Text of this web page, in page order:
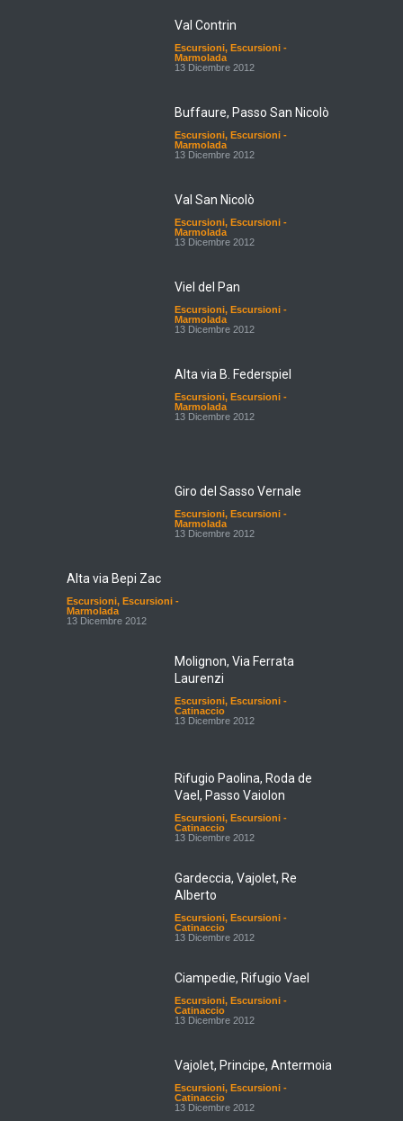
Val Contrin
Escursioni, Escursioni -
Marmolada
13 Dicembre 2012
Buffaure, Passo San Nicolò
Escursioni, Escursioni -
Marmolada
13 Dicembre 2012
Val San Nicolò
Escursioni, Escursioni -
Marmolada
13 Dicembre 2012
Viel del Pan
Escursioni, Escursioni -
Marmolada
13 Dicembre 2012
Alta via B. Federspiel
Escursioni, Escursioni -
Marmolada
13 Dicembre 2012
Giro del Sasso Vernale
Escursioni, Escursioni -
Marmolada
13 Dicembre 2012
Alta via Bepi Zac
Escursioni, Escursioni -
Marmolada
13 Dicembre 2012
Molignon, Via Ferrata
Laurenzi
Escursioni, Escursioni -
Catinaccio
13 Dicembre 2012
Rifugio Paolina, Roda de
Vael, Passo Vaiolon
Escursioni, Escursioni -
Catinaccio
13 Dicembre 2012
Gardeccia, Vajolet, Re
Alberto
Escursioni, Escursioni -
Catinaccio
13 Dicembre 2012
Ciampedie, Rifugio Vael
Escursioni, Escursioni -
Catinaccio
13 Dicembre 2012
Vajolet, Principe, Antermoia
Escursioni, Escursioni -
Catinaccio
13 Dicembre 2012